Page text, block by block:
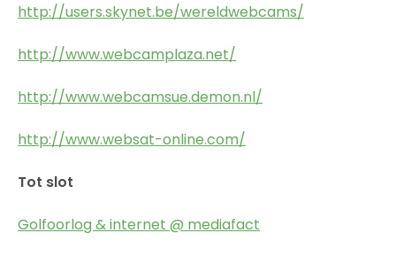
http://users.skynet.be/wereldwebcams/
http://www.webcamplaza.net/
http://www.webcamsue.demon.nl/
http://www.websat-online.com/
Tot slot
Golfoorlog & internet @ mediafact